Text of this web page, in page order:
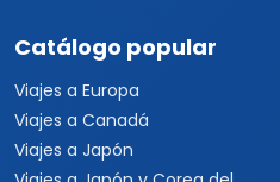
Catálogo popular
Viajes a Europa
Viajes a Canadá
Viajes a Japón